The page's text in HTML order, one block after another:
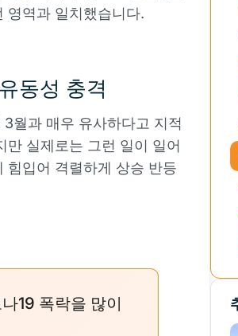
영역과 일치했습니다.
동성 충격
월과 매우 유사하다고 지적
실제로는 그런 일이 일어
힘입어 격렬하게 상승 반등
19 폭락을 많이